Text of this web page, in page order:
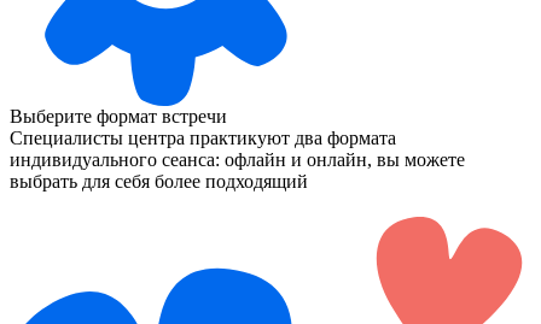
Выберите формат встречи
Специалисты центра практикуют два формата
индивидуального сеанса: офлайн и онлайн, вы можете
выбрать для себя более подходящий